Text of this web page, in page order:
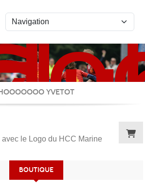
YVETOT
le Logo du HCC Marine
BOUTIQUE
cookies